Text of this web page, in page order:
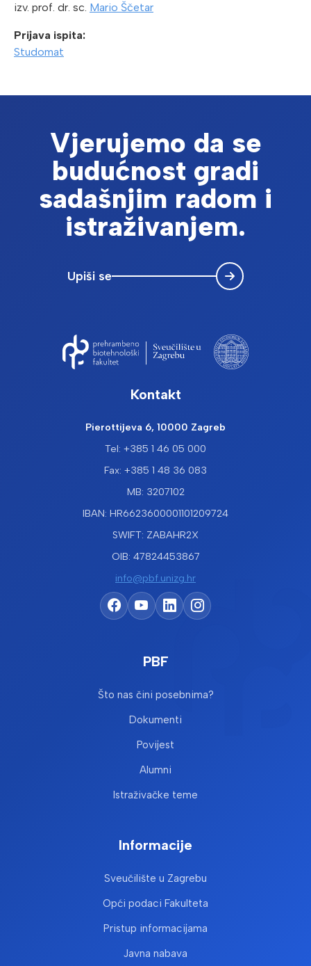
izv. prof. dr. sc. Mario Ščetar
Prijava ispita:
Studomat
Vjerujemo da se
budućnost gradi
sadašnjim radom i
istraživanjem.
Upiši se
Kontakt
Pierottijeva 6, 10000 Zagreb
Tel: +385 1 46 05 000
Fax: +385 1 48 36 083
MB: 3207102
IBAN: HR6623600001101209724
SWIFT: ZABAHR2X
OIB: 47824453867
info@pbf.unizg.hr
PBF
Što nas čini posebnima?
Dokumenti
Povijest
Alumni
Istraživačke teme
Informacije
Sveučilište u Zagrebu
Opći podaci Fakulteta
Pristup informacijama
Javna nabava